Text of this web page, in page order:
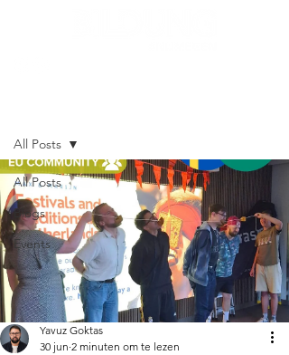
All Posts
Blogs
Events
All Posts
Yavuz Goktas
30 jun 2 minuten om te lezen